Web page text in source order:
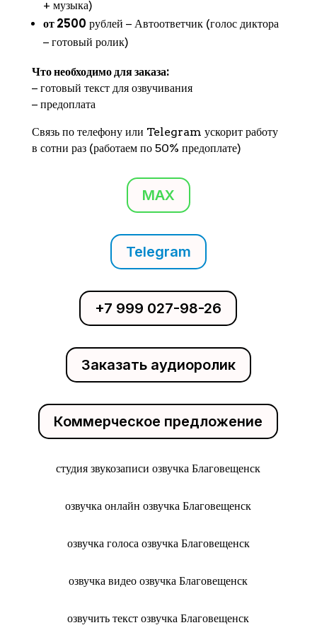
+ музыка)
от 2500 рублей − Автоответчик (голос диктора
− готовый ролик)
Что необходимо для заказа:
− готовый текст для озвучивания
− предоплата
Связь по телефону или Telegram ускорит работу
в сотни раз (работаем по 50% предоплате)
MAX
Telegram
+7 999 027-98-26
Заказать аудиоролик
Коммерческое предложение
студия звукозаписи озвучка Благовещенск
озвучка онлайн озвучка Благовещенск
озвучка голоса озвучка Благовещенск
озвучка видео озвучка Благовещенск
озвучить текст озвучка Благовещенск